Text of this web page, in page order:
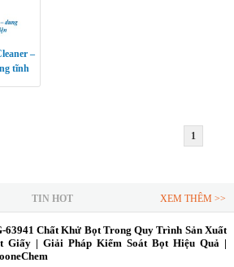
–
tĩnh
1
TIN HOT XEM THÊM >>
63941 Chất Khử Bọt Trong Quy Trình Sản Xuất
Giấy | Giải Pháp Kiểm Soát Bọt Hiệu Quả |